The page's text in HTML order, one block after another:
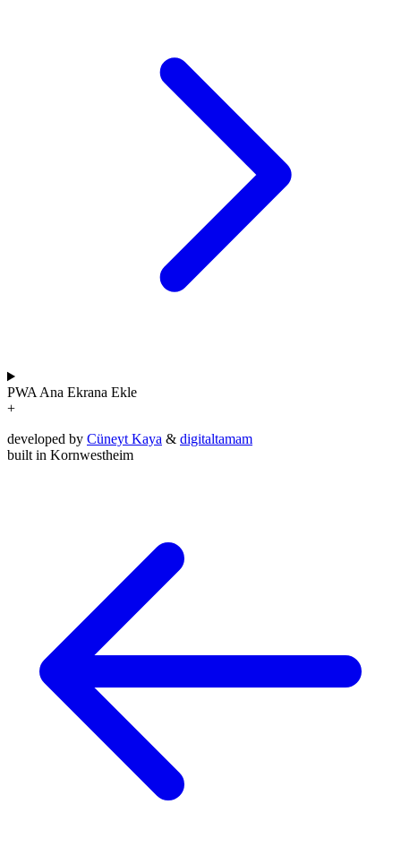
PWA Ana Ekrana Ekle
+
developed by Cüneyt Kaya & digitaltamam
built in Kornwestheim